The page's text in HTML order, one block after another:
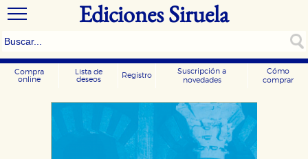
Ediciones Siruela
Compra
online
Lista de
deseos
Registro
Suscripción a
novedades
Cómo
comprar